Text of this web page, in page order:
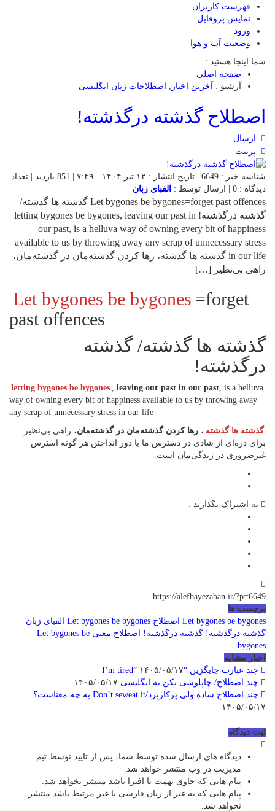
فهرست کاربران
نمایش پروفایل
ورود
وضعیت آب و هوا
شما اینجا هستید :
صفحه اصلی
آرشیو :
آخرین اخبار , اصطلاحات زبان انگلیسی
اصطلاح گذشته درگذشته!
ارسال
پرینت
شناسه خبر : 6649 | تاریخ انتشار : ۱۲ تیر ۱۴۰۴ - ۷:۴۹ | 851 بازدید | تعداد
دیدگاه : 0 | ارسال توسط : الفبای زبان
Let bygones be bygones=forget past offences گذشته ها گذشته/
گذشته درگذشته! letting bygones be bygones, leaving our past in
our past, is a helluva way of owning every bit of happiness
available to us by throwing away any scrap of unnecessary stress
in our life گذشته ها گذشته، رها کردن گذشته‌مان در گذشته‌مان،
راهی بی‌نظیر […]
Let bygones be bygones =forget
past offences
گذشته ها گذشته/ گذشته
درگذشته!
letting bygones be bygones leaving our past in our past, is a helluva
way of owning every bit of happiness available to us by throwing away
any scrap of unnecessary stress in our life
گذشته ها گذشته ، رها کردن گذشته‌مان در گذشته‌مان، راهی بی‌نظیر
برای ذره‌ای از شادی در دسترس ما با دور انداختن هر گونه استرس
غیرضروری در زندگی‌مان است.
به اشتراک بگذارید :
https://alefbayezaban.ir/?p=6649
برچسب ها
Let bygones be bygones اصطلاح Let bygones be bygones
الفبای زبان
گذشته درگذشته! گذشته درگذشته! اصطلاح
معنی Let bygones be
bygones
اخبار مشابه
چند عبارت جایگزین “I’m tired”۱۴۰۵/۰۵/۱۷
چند اصطلاح/ چاپلوسی نکن به انگلیسی
چند اصطلاح ساده ولی پرکاربرد/Don’t seweat it به چه معناست؟
۱۴۰۵/۰۵/۱۷
ثبت دیدگاه
دیدگاه های ارسال شده توسط شما، پس از تایید توسط تیم
مدیریت در وب منتشر خواهد شد.
پیام هایی که حاوی تهمت یا افترا باشد منتشر نخواهد شد.
پیام هایی که به غیر از زبان فارسی یا غیر مرتبط باشد منتشر
نخواهد شد.